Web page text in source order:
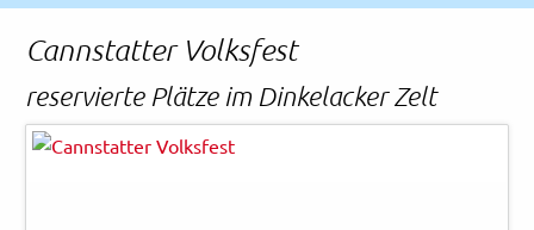
Cannstatter Volksfest
reservierte Plätze im Dinkelacker Zelt
Tom Weller
© in.Stuttgart
Reiseversicherung